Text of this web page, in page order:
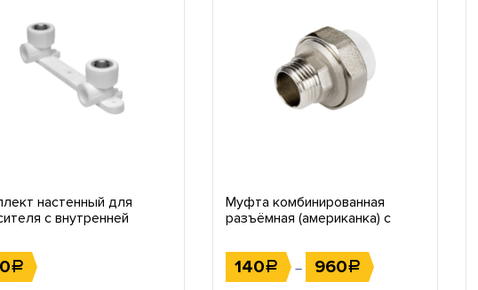
настенный для
с внутренней
Р
Муфта комбинированная
разъёмная (американка) с
140Р – 960Р